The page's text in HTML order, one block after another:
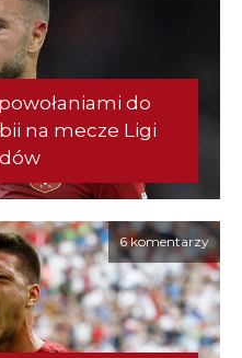
do
na mecze Ligi
6 komentarzy